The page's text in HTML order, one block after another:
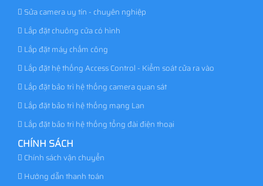
Sửa camera uy tín - chuyên nghiệp
Lắp đặt chuông cửa có hình
Lắp đặt máy chấm công
Lắp đặt hệ thống Access Control - Kiểm soát cửa ra vào
Lắp đặt bảo trì hệ thống camera quan sát
Lắp đặt bảo trì hệ thống mạng Lan
Lắp đặt bảo trì hệ thống tổng đài điện thoại
CHÍNH SÁCH
Chính sách vận chuyển
Hướng dẫn thanh toán